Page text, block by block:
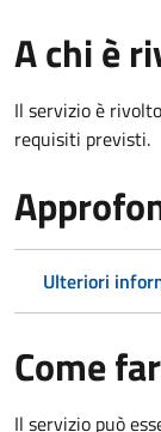
A chi è
Il servizio è
requisiti previsti.
Ulteriori
Come
Il servizio può